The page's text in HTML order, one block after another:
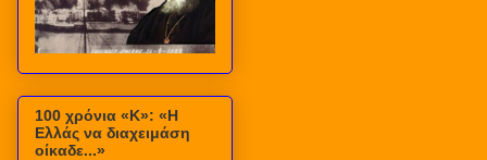
100 χρόνια «Κ»: «Η
Ελλάς να διαχειμάση
οίκαδε...»